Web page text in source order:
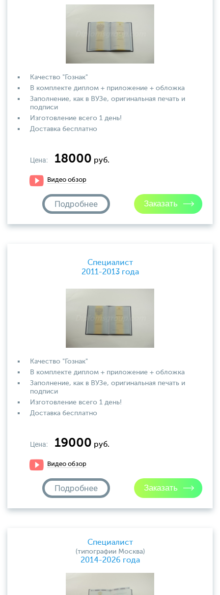
Качество "Гознак"
В комплекте диплом + приложение + обложка
Заполнение, как в ВУЗе, оригинальная печать и
подписи
Изготовление всего 1 день!
Доставка бесплатно
Цена: 18000 руб.
Видео обзор
Подробнее
Специалист
2011-2013 года
Качество "Гознак"
В комплекте диплом + приложение + обложка
Заполнение, как в ВУЗе, оригинальная печать и
подписи
Изготовление всего 1 день!
Доставка бесплатно
Цена: 19000 руб.
Видео обзор
Подробнее
Специалист
(типографии Москва)
2014-2026 года